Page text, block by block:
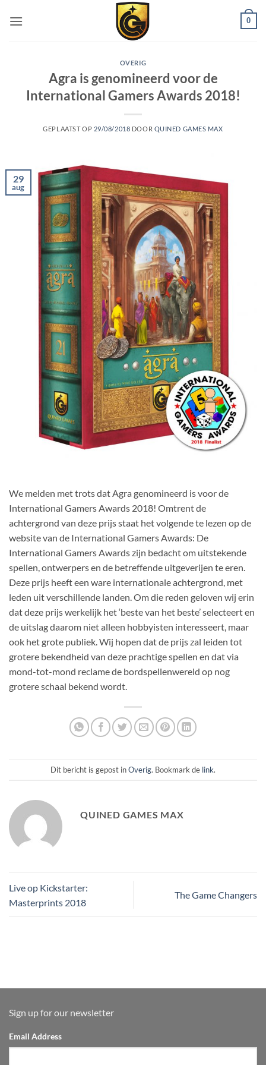
0
OVERIG
Agra is genomineerd voor de
International Gamers Awards 2018!
GEPLAATST OP 29/08/2018 DOOR QUINED GAMES MAX
29
aug
We melden met trots dat Agra genomineerd is voor de
International Gamers Awards 2018! Omtrent de
achtergrond van deze prijs staat het volgende te lezen op de
website van de International Gamers Awards: De
International Gamers Awards zijn bedacht om uitstekende
spellen, ontwerpers en de betreffende uitgeverijen te eren.
Deze prijs heeft een ware internationale achtergrond, met
leden uit verschillende landen. Om die reden geloven wij erin
dat deze prijs werkelijk het ‘beste van het beste’ selecteert en
de uitslag daarom niet alleen hobbyisten interesseert, maar
ook het grote publiek. Wij hopen dat de prijs zal leiden tot
grotere bekendheid van deze prachtige spellen en dat via
mond-tot-mond reclame de bordspellenwereld op nog
grotere schaal bekend wordt.
Dit bericht is gepost inOverig. Bookmark de link.
QUINED GAMES MAX
Live op Kickstarter:
Masterprints 2018
The Game Changers
Sign up for our newsletter
Email Address